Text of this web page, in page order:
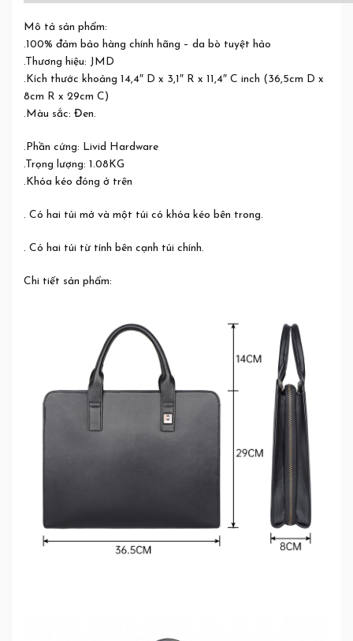
Mô tả sản phẩm:
.100% đảm bảo hàng chính hãng – da bò tuyệt hảo
.Thương hiệu: JMD
.Kích thước khoảng 14,4″ D x 3,1″ R x 11,4″ C inch (36,5cm D x
8cm R x 29cm C)
.Màu sắc: Đen.
.Phần cứng: Livid Hardware
.Trọng lượng: 1.08KG
.Khóa kéo đóng ở trên
. Có hai túi mở và một túi có khóa kéo bên trong.
. Có hai túi từ tính bên cạnh túi chính.
Chi tiết sản phẩm: